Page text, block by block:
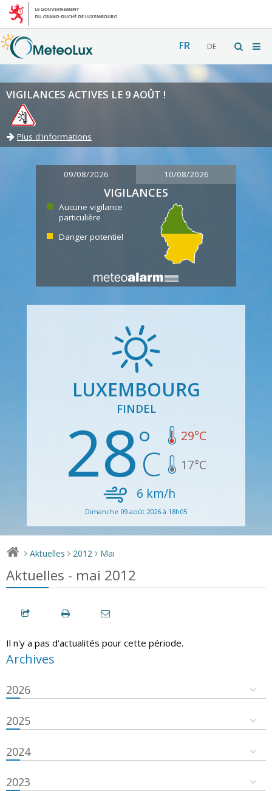
FR DE
VIGILANCES ACTIVES LE 9 AOÛT !
Plus d'informations
09/08/2026 10/08/2026
VIGILANCES
Aucune vigilance
particulière
Danger potentiel
LUXEMBOURG
FINDEL
28 29°C
17°C
6 km/h
Dimanche 09 août 2026 à 18h05
> Aktuelles > 2012 > Mai
Aktuelles - mai 2012
Il n'y a pas d'actualités pour cette période.
Archives
2026
2025
2024
2023